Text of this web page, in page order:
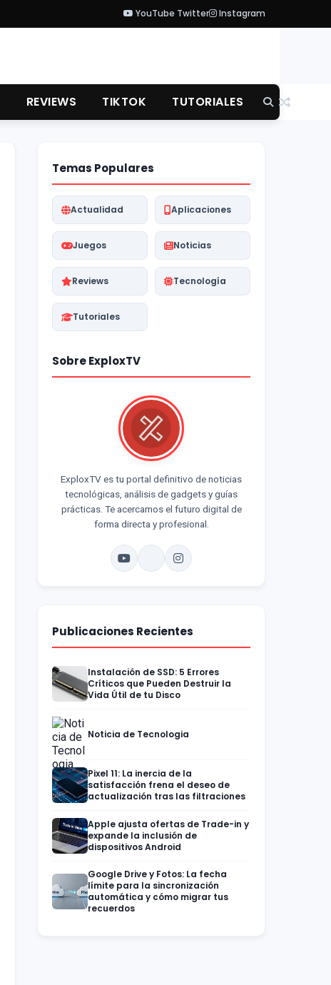
YouTube Twitter Instagram
REVIEWS TIKTOK TUTORIALES
Temas Populares
Actualidad Aplicaciones
Juegos Noticias
Reviews Tecnología
Tutoriales
Sobre ExploxTV
ExploxTV es tu portal definitivo de noticias
tecnológicas, análisis de gadgets y guías
prácticas. Te acercamos el futuro digital de
forma directa y profesional.
Publicaciones Recientes
Instalación de SSD: 5 Errores
Críticos que Pueden Destruir la
Vida Útil de tu Disco
Noticia de Tecnologia
Pixel 11: La inercia de la
satisfacción frena el deseo de
actualización tras las filtraciones
Apple ajusta ofertas de Trade-in y
expande la inclusión de
dispositivos Android
Google Drive y Fotos: La fecha
límite para la sincronización
automática y cómo migrar tus
recuerdos